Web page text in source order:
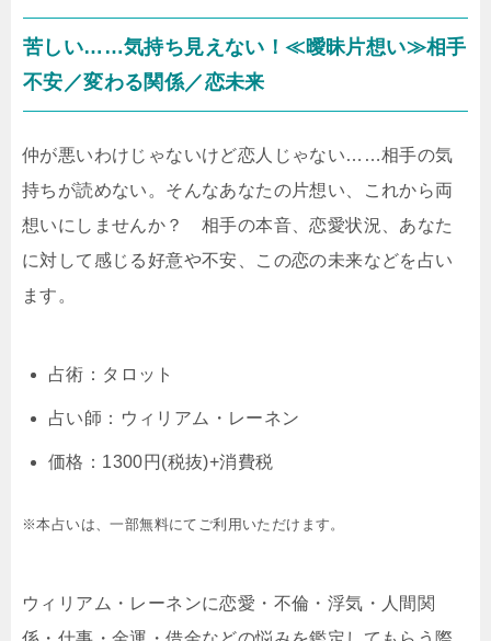
苦しい……気持ち見えない！≪曖昧片想い≫相手
不安／変わる関係／恋未来
仲が悪いわけじゃないけど恋人じゃない……相手の気
持ちが読めない。そんなあなたの片想い、これから両
想いにしませんか？ 相手の本音、恋愛状況、あなた
に対して感じる好意や不安、この恋の未来などを占い
ます。
占術：タロット
占い師：ウィリアム・レーネン
価格：1300円(税抜)+消費税
※本占いは、一部無料にてご利用いただけます。
ウィリアム・レーネンに恋愛・不倫・浮気・人間関